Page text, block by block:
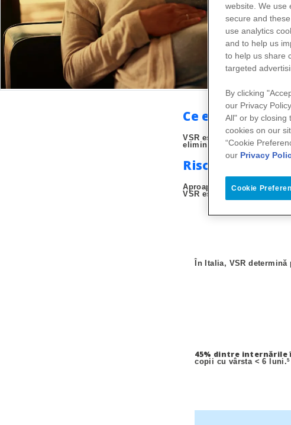
Ce este VRS
VSR este un virus care
eliminate prin tuse și
Riscurile pentru
Aproape toți copiii intră în
VSR este, de asemenea,
În Italia, VSR determină
45% dintre internările
copii cu vârsta < 6 luni.5
website. We use
secure and
useanalytics
and to help us
to help us share
targeted
By clicking
our Privacy
All" or by closing
cookies on our
“Cookie
our Privacy
Cookie